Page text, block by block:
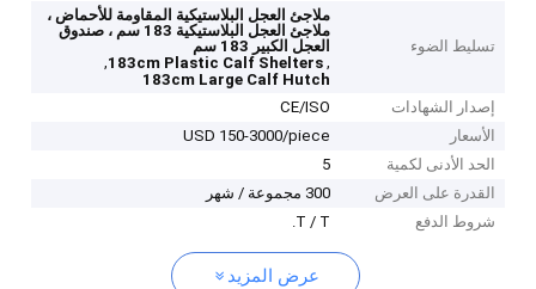
تسليط الضوء
ملاجئ العجل البلاستيكية المقاومة للأحماض ،
ملاجئ العجل البلاستيكية 183 سم ، صندوق
العجل الكبير 183 سم
,
183cm Plastic Calf Shelters
,
183cm Large Calf Hutch
إصدار الشهادات
CE/ISO
الأسعار
USD 150-3000/piece
الحد الأدنى لكمية
5
القدرة على العرض
300 مجموعة / شهر
شروط الدفع
T / T.
عرض المزيد